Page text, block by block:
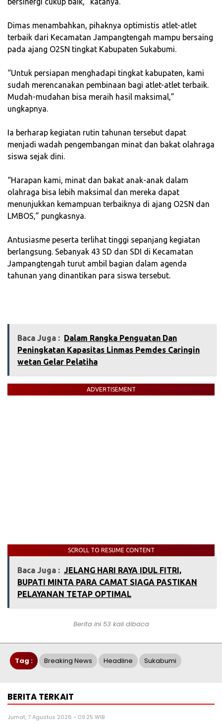
‎Dimas menambahkan, pihaknya optimistis atlet-atlet
terbaik dari Kecamatan Jampangtengah mampu bersaing
pada ajang O2SN tingkat Kabupaten Sukabumi.
‎“Untuk persiapan menghadapi tingkat kabupaten, kami
sudah merencanakan pembinaan bagi atlet-atlet terbaik.
Mudah-mudahan bisa meraih hasil maksimal,”
ungkapnya.
‎Ia berharap kegiatan rutin tahunan tersebut dapat
menjadi wadah pengembangan minat dan bakat olahraga
siswa sejak dini.
‎“Harapan kami, minat dan bakat anak-anak dalam
olahraga bisa lebih maksimal dan mereka dapat
menunjukkan kemampuan terbaiknya di ajang O2SN dan
LMBOS,” pungkasnya.
‎Antusiasme peserta terlihat tinggi sepanjang kegiatan
berlangsung. Sebanyak 43 SD dan SDI di Kecamatan
Jampangtengah turut ambil bagian dalam agenda
tahunan yang dinantikan para siswa tersebut.
Baca Juga : Dalam Rangka Penguatan Dan
Peningkatan Kapasitas Linmas Pemdes Caringin
wetan Gelar Pelatiha
ADVERTISEMENT
SCROLL TO RESUME CONTENT
Baca Juga : JELANG HARI RAYA IDUL FITRI,
BUPATI MINTA PARA CAMAT SIAGA PASTIKAN
PELAYANAN TETAP OPTIMAL
Berita ini 53 kali dibaca
Tag : Breaking News Headline Sukabumi
BERITA TERKAIT
Jumat, 7 Agustus 2026 - 09:25 WIB